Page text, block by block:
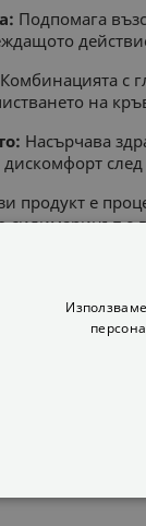
Подпомага
Комбинацията с
на
Насърчава
продукт е
силимаринът е
трудно
който
и да
СТРОГО